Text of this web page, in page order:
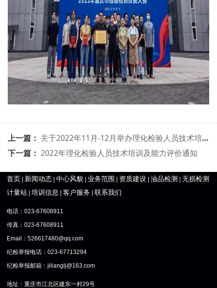
上一篇： 关于2022年11月-12月举办理化检验人员技术培训班预通知
下一篇： 2022年理化检验人员技术培训及能力评价通知
首页 | 新闻动态 |中心风貌 | 业务范围 | 资质建设 |油品检测 |无损检测
计量站 |培训信息 |客户服务 |联系我们
电话：023-67608911
传真：023-67608911
Email：526617480@qq.com
纪检举报电话：023-67713294
纪检举报邮箱：jilianglj@163.com
地址：重庆市江北区建东一村29号